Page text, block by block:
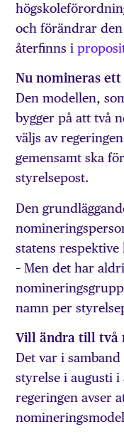
och förändrar
återfinns i
Nu nomineras
Den modellen,
bygger på att två
väljs av
gemensamt ska
styrelsepost.
Den
statens
– Men det har
namn per
Vill ändra till två
Det var i
styrelse i augusti
regeringen avser